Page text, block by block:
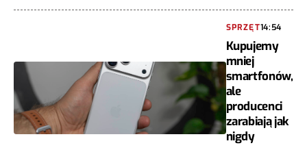
SPRZĘT14:54
Kupujemy
mniej
smartfonów,
ale
producenci
zarabiają jak
nigdy